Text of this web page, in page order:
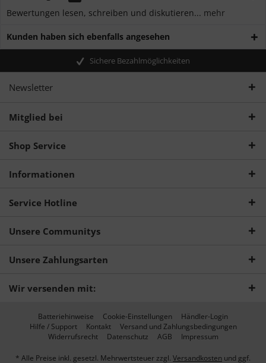
Bewertungen lesen, schreiben und diskutieren... mehr
Kunden haben sich ebenfalls angesehen
Sichere Bezahlmöglichkeiten
Newsletter
Mitglied bei
Shop Service
Informationen
Service Hotline
Unsere Communitys
Unsere Zahlungsarten
Wir versenden mit:
Batteriehinweise Cookie-Einstellungen
Händler-Login
Hilfe / Support
Kontakt
Versand und Zahlungsbedingungen
Widerrufsrecht
Datenschutz AGB Impressum
* Alle Preise inkl. gesetzl. Mehrwertsteuer zzgl. Versandkosten und ggf.